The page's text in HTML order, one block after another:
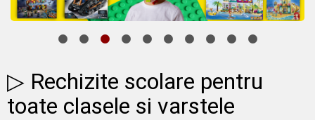
▷ Rechizite scolare pentru
toate clasele si varstele